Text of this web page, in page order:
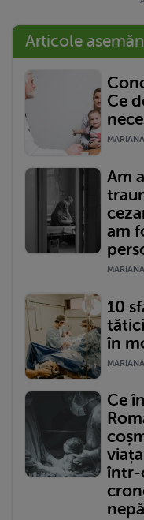
Articole
Ce
Am
am
10
în
Ce
într-